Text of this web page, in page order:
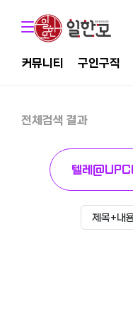
커뮤니티 구인구직
전체검색 결과